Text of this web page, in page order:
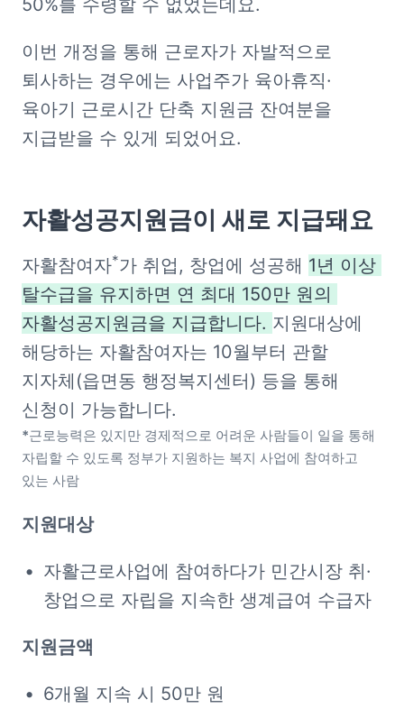
50%를 수령할 수 없었는데요.
이번 개정을 통해 근로자가 자발적으로
퇴사하는 경우에는 사업주가 육아휴직·
육아기 근로시간 단축 지원금 잔여분을
지급받을 수 있게 되었어요.
자활성공지원금이 새로 지급돼요
자활참여자*가 취업, 창업에 성공해 1년 이상
탈수급을 유지하면 연 최대 150만 원의
자활성공지원금을 지급합니다. 지원대상에
해당하는 자활참여자는 10월부터 관할
지자체(읍면동 행정복지센터) 등을 통해
신청이 가능합니다.
*근로능력은 있지만 경제적으로 어려운 사람들이 일을 통해
자립할 수 있도록 정부가 지원하는 복지 사업에 참여하고
있는 사람
지원대상
자활근로사업에 참여하다가 민간시장 취·
창업으로 자립을 지속한 생계급여 수급자
지원금액
6개월 지속 시 50만 원